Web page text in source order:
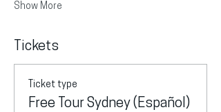
Show More
Tickets
Ticket type
Free Tour Sydney (Español)